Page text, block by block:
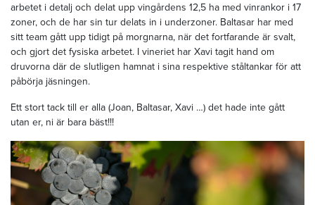
arbetet i detalj och delat upp vingårdens 12,5 ha med vinrankor i 17
zoner, och de har sin tur delats in i underzoner. Baltasar har med
sitt team gått upp tidigt på morgnarna, när det fortfarande är svalt,
och gjort det fysiska arbetet. I vineriet har Xavi tagit hand om
druvorna där de slutligen hamnat i sina respektive ståltankar för att
påbörja jäsningen.
Ett stort tack till er alla (Joan, Baltasar, Xavi …) det hade inte gått
utan er, ni är bara bäst!!!